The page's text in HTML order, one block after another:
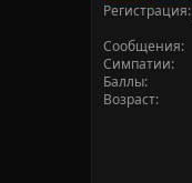
Регистрация
Сообщения
Симпатии
Баллы
Возраст